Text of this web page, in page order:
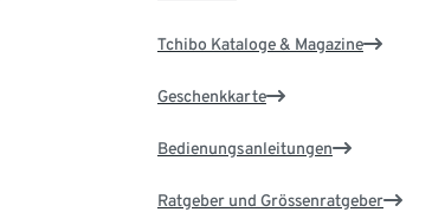
Tchibo Kataloge & Magazine
Geschenkkarte
Bedienungsanleitungen
Ratgeber und Grössenratgeber